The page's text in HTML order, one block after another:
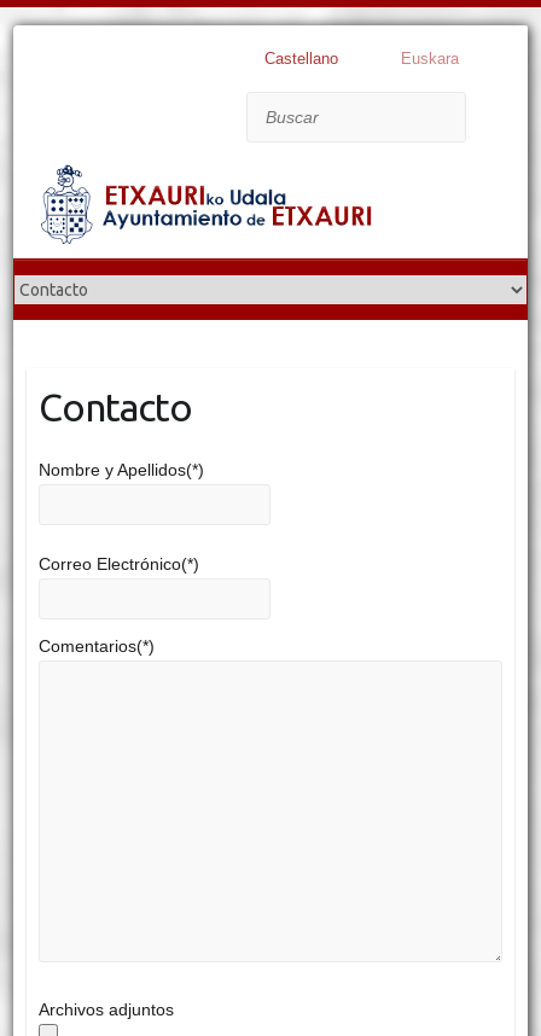
Castellano Euskara
Contacto
Nombre y Apellidos(*)
Correo Electrónico(*)
Comentarios(*)
Archivos adjuntos